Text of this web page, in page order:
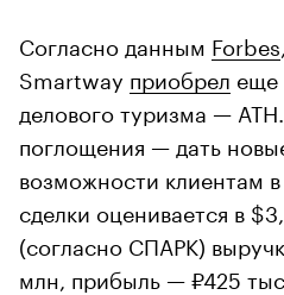
Согласно данным Forbes
Smartway приобрел еще
делового туризма —
поглощения — дать
возможности клиентам
сделки оценивается в
(согласно СПАРК)
млн, прибыль — ₽425 тыс.